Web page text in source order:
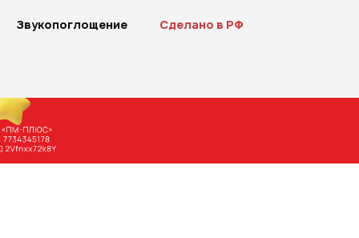
Звукопоглощение Сделано в РФ